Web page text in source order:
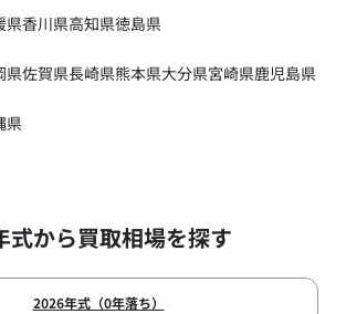
県香川県高知県徳島県
県佐賀県長崎県熊本県大分県宮崎県鹿児島県
県
式から買取相場を探す
2026年式（0年落ち）